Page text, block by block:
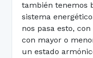
también tenemos
sistema
nos pasa esto,
con mayor o
un estado